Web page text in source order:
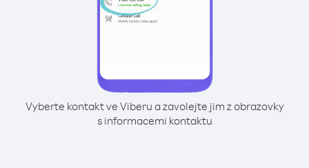
Vyberte kontakt ve Viberu a zavolejte jim z obrazovky
s informacemi kontaktu